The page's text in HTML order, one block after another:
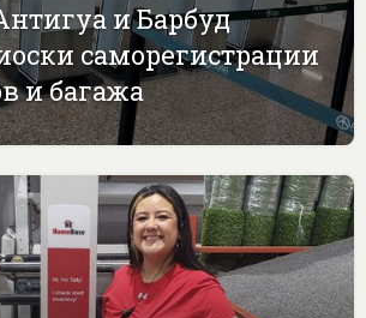
и Барбуд
саморегистрации
и багажа